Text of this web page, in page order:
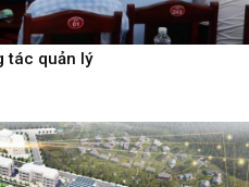
tác quản lý